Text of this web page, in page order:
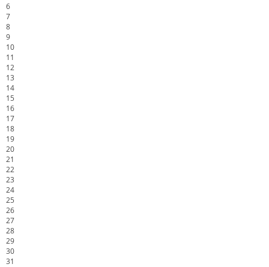
6
7
8
9
10
11
12
13
14
15
16
17
18
19
20
21
22
23
24
25
26
27
28
29
30
31